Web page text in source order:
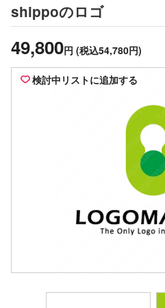
shippoのロゴ
49,800円 (税込54,780円)
検討中リストに追加する